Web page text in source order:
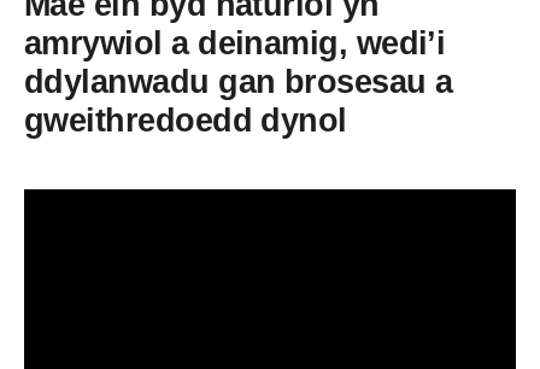
amrywiol a deinamig, wedi’i
ddylanwadu gan brosesau a
gweithredoedd dynol